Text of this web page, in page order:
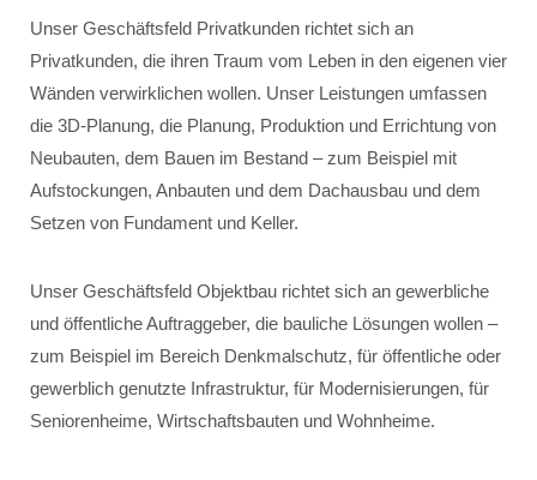
Unser Geschäftsfeld Privatkunden richtet sich an
Privatkunden, die ihren Traum vom Leben in den eigenen vier
Wänden verwirklichen wollen. Unser Leistungen umfassen
die 3D-Planung, die Planung, Produktion und Errichtung von
Neubauten, dem Bauen im Bestand – zum Beispiel mit
Aufstockungen, Anbauten und dem Dachausbau und dem
Setzen von Fundament und Keller.
Unser Geschäftsfeld Objektbau richtet sich an gewerbliche
und öffentliche Auftraggeber, die bauliche Lösungen wollen –
zum Beispiel im Bereich Denkmalschutz, für öffentliche oder
gewerblich genutzte Infrastruktur, für Modernisierungen, für
Seniorenheime, Wirtschaftsbauten und Wohnheime.